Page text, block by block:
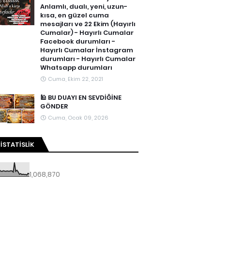
Anlamlı, dualı, yeni, uzun-
kısa, en güzel cuma
mesajları ve 22 Ekim (Hayırlı
Cumalar) - Hayırlı Cumalar
Facebook durumları -
Hayırlı Cumalar İnstagram
durumları - Hayırlı Cumalar
Whatsapp durumları
Cuma, Ekim 22, 2021
🕌 BU DUAYI EN SEVDİĞİNE
GÖNDER
Cuma, Ocak 09, 2026
İSTATISLIK
1,068,870